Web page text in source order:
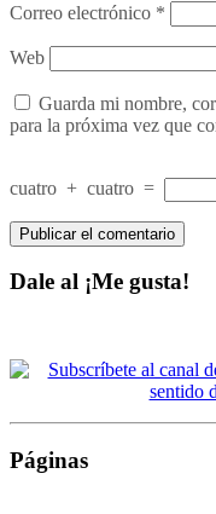
Correo electrónico *
Web
Guarda mi nombre,
para la próxima vez que
cuatro + cuatro =
Dale al ¡Me gusta!
Páginas